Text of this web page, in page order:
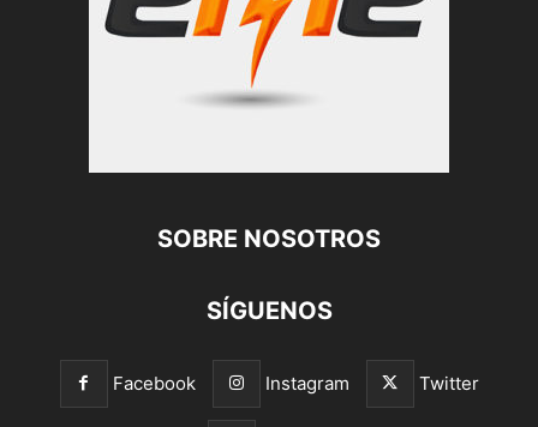
SOBRE NOSOTROS
SÍGUENOS
Facebook Instagram Twitter